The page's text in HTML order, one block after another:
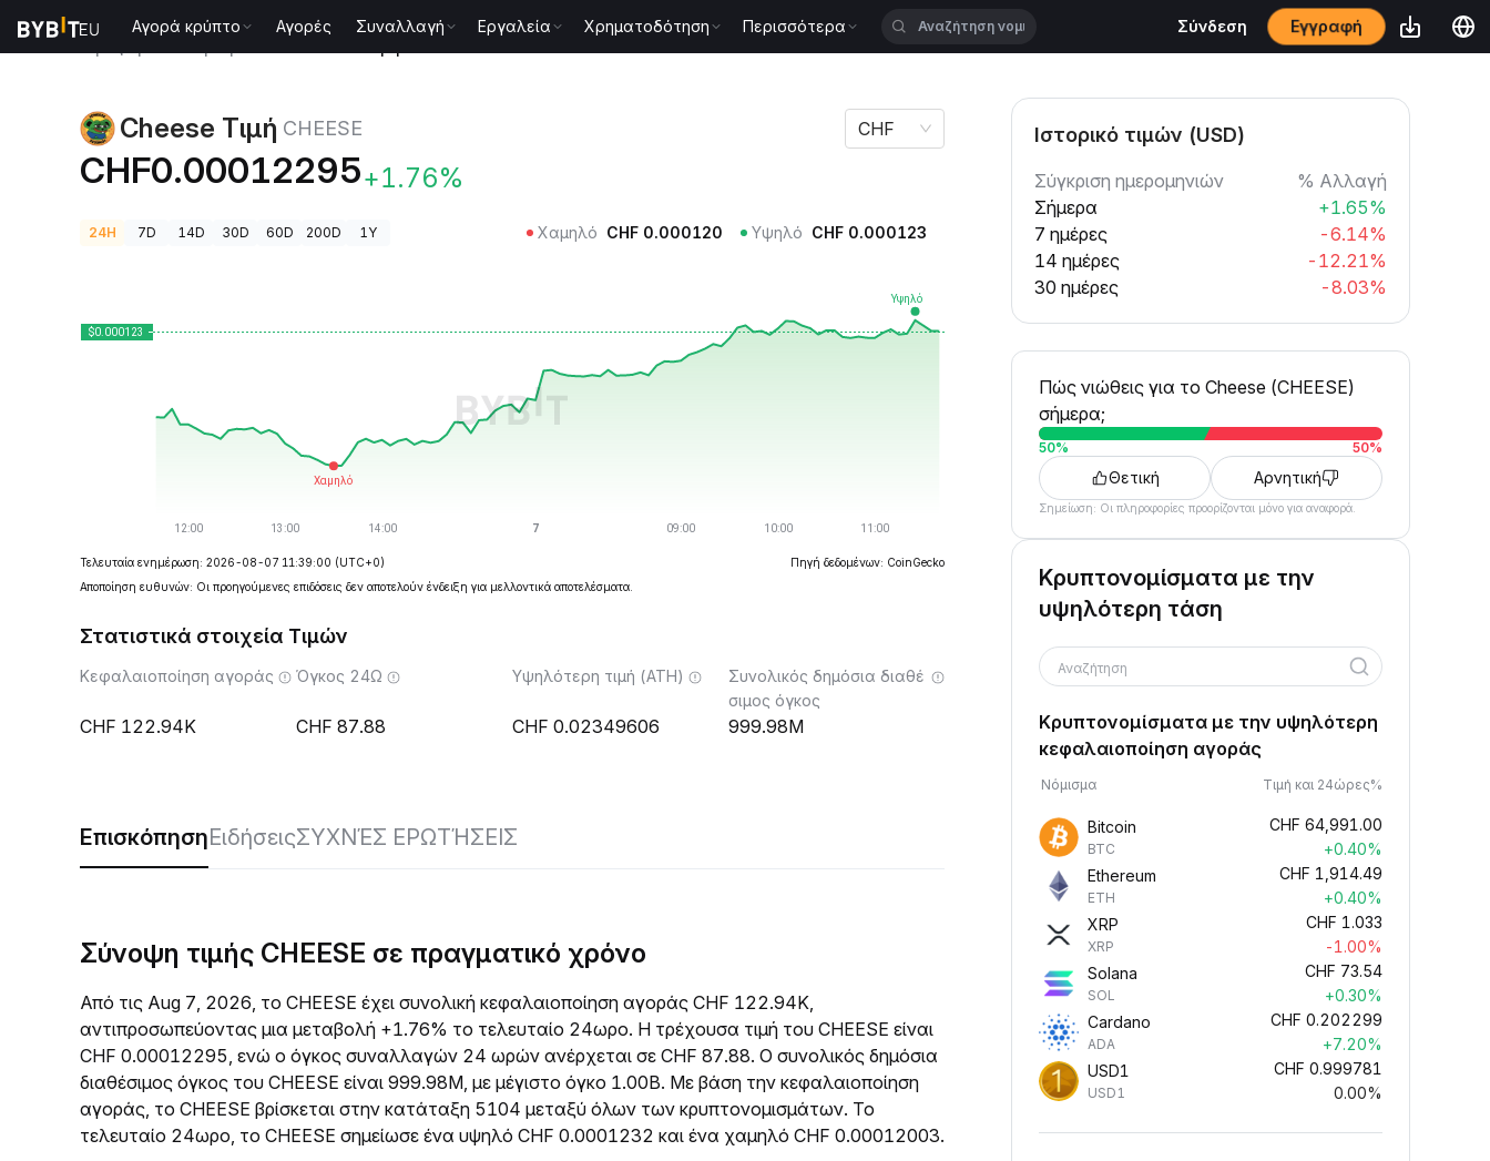
Αγορά κρύπτο Αγορές Συναλλαγή Εργαλεία Χρηματοδότηση Περισσότερα Σύνδεση Εγγραφή
Cheese Τιμή CHEESE
CHF0.00012295+1.76%
CHF
24H 7D 14D 30D 60D 200D 1Y Χαμηλό CHF 0.000120 Υψηλό CHF 0.000123
Τελευταία ενημέρωση: 2026-08-07 11:39:00 (UTC+0)
Πηγή δεδομένων: CoinGecko
Αποποίηση ευθυνών: Οι προηγούμενες επιδόσεις δεν αποτελούν ένδειξη για μελλοντικά αποτελέσματα.
Στατιστικά στοιχεία Τιμών
Κεφαλαιοποίηση αγοράς
122.94K
Όγκος 24Ω
87.88
Υψηλότερη τιμή (ATH)
0.02349606
Συνολικός δημόσια διαθέ
σιμος όγκος
999.98M
ΕπισκόπησηΕιδήσειςΣΥΧΝΈΣ ΕΡΩΤΉΣΕΙΣ
Σύνοψη τιμής CHEESE σε πραγματικό χρόνο
Από τις Aug 7, 2026, το CHEESE έχει συνολική κεφαλαιοποίηση αγοράς CHF 122.94K,
αντιπροσωπεύοντας μια μεταβολή +1.76% το τελευταίο 24ωρο. Η τρέχουσα τιμή του CHEESE είναι
CHF 0.00012295, ενώ ο όγκος συναλλαγών 24 ωρών ανέρχεται σε CHF 87.88. Ο συνολικός δημόσια
διαθέσιμος όγκος του CHEESE είναι 999.98M, με μέγιστο όγκο 1.00B. Με βάση την κεφαλαιοποίηση
αγοράς, το CHEESE βρίσκεται στην κατάταξη 5104 μεταξύ όλων των κρυπτονομισμάτων. Το
τελευταίο 24ωρο, το CHEESE σημείωσε ένα υψηλό CHF 0.0001232 και ένα χαμηλό CHF 0.00012003.
Ιστορικό τιμών (USD)
Σύγκριση ημερομηνιών
% Αλλαγή
Σήμερα
+1.65%
7 ημέρες
-6.14%
14 ημέρες
-12.21%
30 ημέρες
-8.03%
Πώς νιώθεις για το Cheese (CHEESE)
σήμερα;
50% 50%
Θετική Αρνητική
Σημείωση: Οι πληροφορίες προορίζονται μόνο για αναφορά.
Κρυπτονομίσματα με την
υψηλότερη τάση
Αναζήτηση
Κρυπτονομίσματα με την υψηλότερη
κεφαλαιοποίηση αγοράς
Νόμισμα Τιμή και 24ώρες%
Bitcoin
BTC
CHF 64,991.00
+0.40%
Ethereum
ETH
CHF 1,914.49
+0.40%
XRP
XRP
CHF 1.033
-1.00%
Solana
SOL
CHF 73.54
+0.30%
Cardano
ADA
CHF 0.202299
+7.20%
USD1
USD1
CHF 0.999781
0.00%